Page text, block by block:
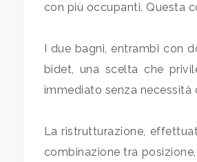
con più occupanti. Questa
I due bagni, entrambi con
bidet, una scelta che
immediato senza necessità
La ristrutturazione,
combinazione tra